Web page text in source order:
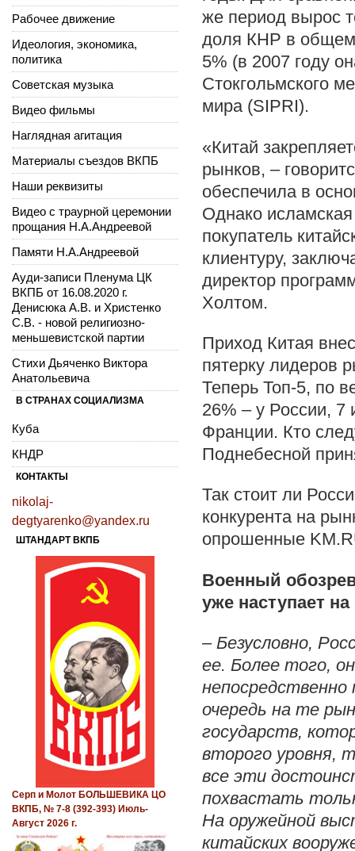
же период вырос
доля КНР в общем
5% (в 2007 году
Стокгольмского
мира (SIPRI).
«Китай
рынков, –
обеспечила в
Однако
покупатель
клиентуру,
директор
Холтом.
Приход Китая
пятерку лидеров
Теперь Топ-5, по
26% – у России, 7
Франции. Кто
Поднебесной
Так стоит ли
конкурента на
опрошенные
Военный
уже наступает
– Безусловно,
ее. Более того,
очередь на те
государств,
второго уровня,
все эти
похвастать
На оружейной
китайских
Рабочее движение
Идеология, экономика,
политика
Советская музыка
Видео фильмы
Наглядная агитация
Материалы съездов ВКПБ
Наши реквизиты
Видео с траурной церемонии
прощания Н.А.Андреевой
Памяти Н.А.Андреевой
Ауди-записи Пленума ЦК
ВКПБ от 16.08.2020 г.
Денисюка А.В. и Христенко
С.В. - новой религиозно-
меньшевистской партии
Стихи Дьяченко Виктора
Анатольевича
В СТРАНАХ СОЦИАЛИЗМА
Куба
КНДР
КОНТАКТЫ
nikolaj-
degtyarenko@yandex.ru
ШТАНДАРТ ВКПБ
Серп и Молот БОЛЬШЕВИКА ЦО
ВКПБ, № 7-8 (392-393) Июль-
Август 2026 г.